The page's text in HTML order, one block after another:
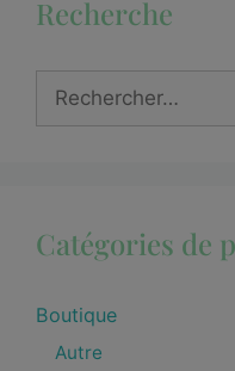
Recherche
Catégories de
Boutique
Autre